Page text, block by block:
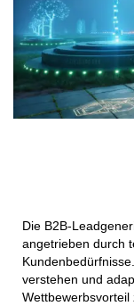
Die B2B-
angetrieben durch
verstehen und